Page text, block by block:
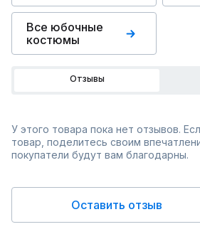
Все юбочные
костюмы
Отзывы
У этого товара пока нет отзывов.
товар, поделитесь своим
покупатели будут вам благодарны.
Оставить отзыв